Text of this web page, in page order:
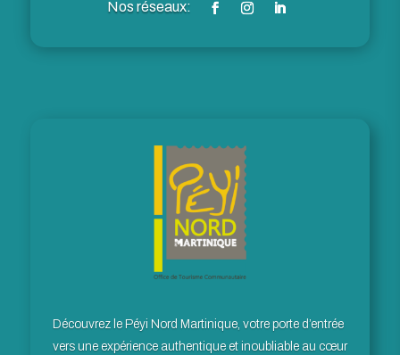
Découvrez le Péyi Nord Martinique, votre porte d’entrée
vers une expérience authentique et inoubliable au cœur